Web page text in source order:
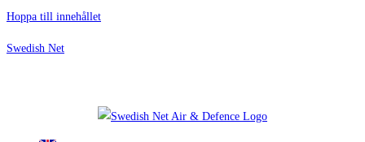
Hoppa till innehållet
Swedish Net